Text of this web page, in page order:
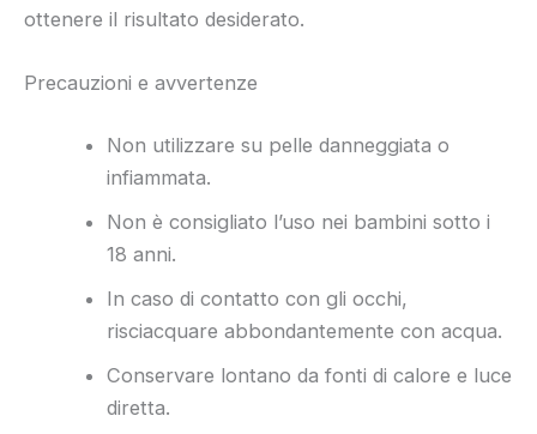
ottenere il risultato desiderato.
Precauzioni e avvertenze
Non utilizzare su pelle danneggiata o
infiammata.
Non è consigliato l’uso nei bambini sotto i
18 anni.
In caso di contatto con gli occhi,
risciacquare abbondantemente con acqua.
Conservare lontano da fonti di calore e luce
diretta.